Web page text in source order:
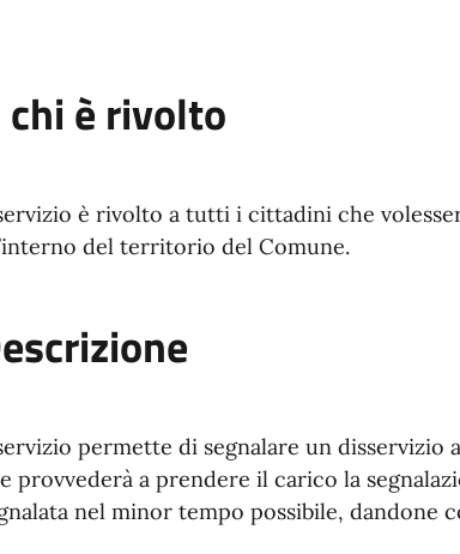
chi è rivolto
è rivolto a tutti i cittadini che
del territorio del Comune.
permette di segnalare un disservizio
provvederà a prendere il carico la
nel minor tempo possibile, dandone